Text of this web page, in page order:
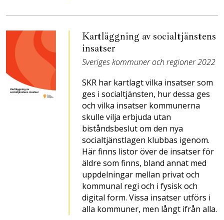
Kartläggning av socialtjänstens
insatser
Sveriges kommuner och regioner 2022
SKR har kartlagt vilka insatser som
ges i socialtjänsten, hur dessa ges
och vilka insatser kommunerna
skulle vilja erbjuda utan
biståndsbeslut om den nya
socialtjänstlagen klubbas igenom.
Här finns listor över de insatser för
äldre som finns, bland annat med
uppdelningar mellan privat och
kommunal regi och i fysisk och
digital form. Vissa insatser utförs i
alla kommuner, men långt ifrån alla.